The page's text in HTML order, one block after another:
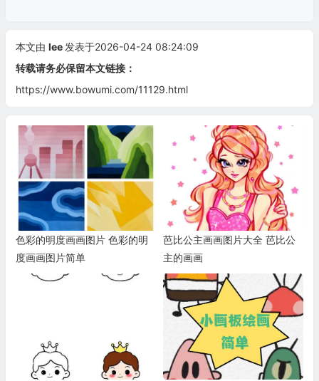
本文由 lee 发表于2026-04-24 08:24:09
转载请务必保留本文链接：
https://www.bowumi.com/11129.html
色彩的明度画画图片 色彩的明
度画画图片简单
芭比公主画画图片大全 芭比公
主的画画